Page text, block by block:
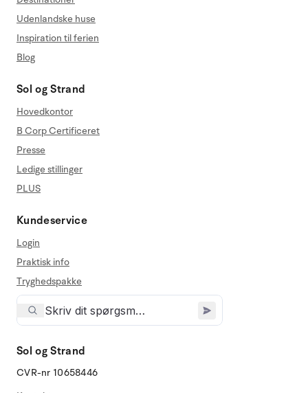
Udenlandske huse
Inspiration til ferien
Blog
Sol og Strand
Hovedkontor
B Corp Certificeret
Presse
Ledige stillinger
PLUS
Kundeservice
Login
Praktisk info
Tryghedspakke
Sol og Strand
CVR-nr 10658446